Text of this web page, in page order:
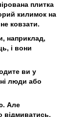
плитка
килимок на
ковзати.
наприклад,
і вони
ви у
люди або
Але
відмиватись.